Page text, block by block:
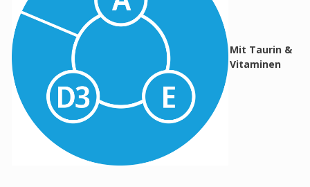
Mit Taurin &
Vitaminen